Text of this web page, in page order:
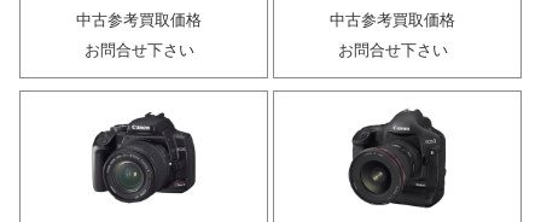
中古参考買取価格
お問合せ下さい
中古参考買取価格
お問合せ下さい